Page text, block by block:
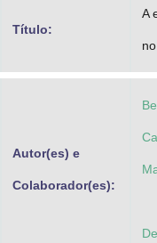
Título:
A
Autor(es) e
Colaborador(es):